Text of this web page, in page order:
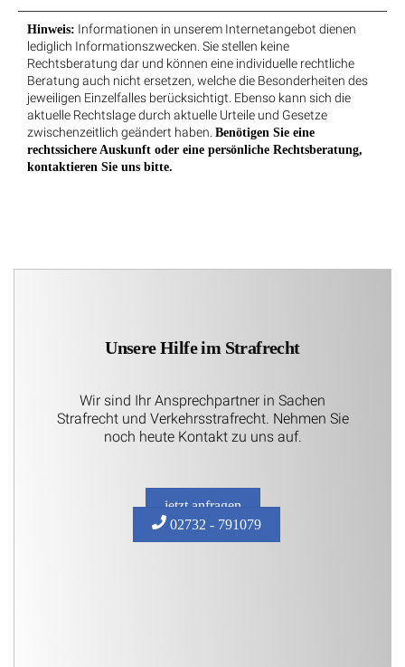
Hinweis: Informationen in unserem Internetangebot dienen
lediglich Informationszwecken. Sie stellen keine
Rechtsberatung dar und können eine individuelle rechtliche
Beratung auch nicht ersetzen, welche die Besonderheiten des
jeweiligen Einzelfalles berücksichtigt. Ebenso kann sich die
aktuelle Rechtslage durch aktuelle Urteile und Gesetze
zwischenzeitlich geändert haben. Benötigen Sie eine
rechtssichere Auskunft oder eine persönliche Rechtsberatung,
kontaktieren Sie uns bitte.
Unsere Hilfe im Strafrecht
Wir sind Ihr Ansprechpartner in Sachen
Strafrecht und Verkehrsstrafrecht. Nehmen Sie
noch heute Kontakt zu uns auf.
jetzt anfragen
02732 - 791079